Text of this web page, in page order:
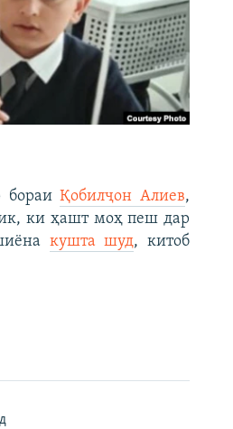
бораиҚобилҷон Алиев,
ки ҳашт моҳ пеш дар
кушта шуд, китоб